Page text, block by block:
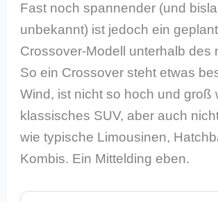
Fast noch spannender (und
unbekannt) ist jedoch ein
Crossover-Modell unterhalb des
So ein Crossover steht etwas
Wind, ist nicht so hoch und groß
klassisches SUV, aber auch
wie typische Limousinen,
Kombis. Ein Mittelding eben.